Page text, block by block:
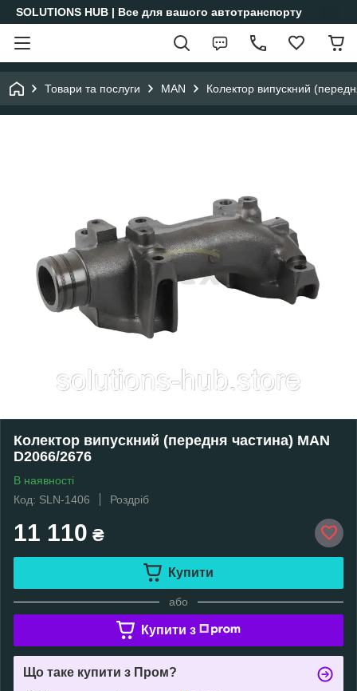
SOLUTIONS HUB | Все для вашого автотранспорту
Товари та послуги MAN Колектор випускний
Колектор випускний (передня частина) MAN
D2066/2676
В наявності
Код: SLN-1406
Роздріб
11 110 ₴
Купити
або
Купити з
Що таке купити з Пром?